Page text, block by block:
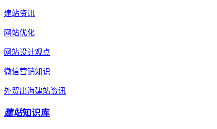
建站资讯
网站优化
网站设计观点
微信营销知识
外贸出海建站资讯
建站知识库